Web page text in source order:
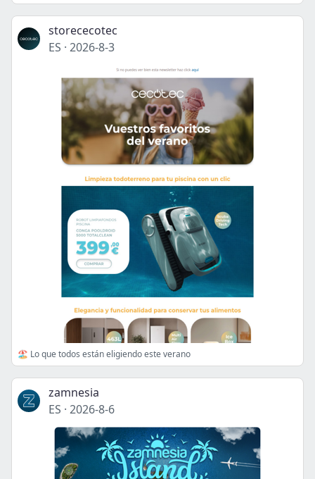
storececotec
ES · 2026-8-3
🏖️ Lo que todos están eligiendo este verano
zamnesia
ES · 2026-8-6